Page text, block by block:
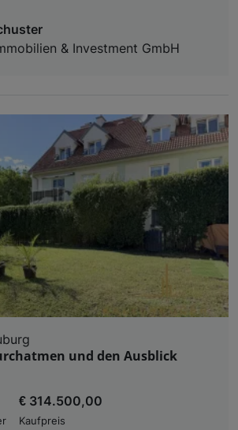
& Investment GmbH
und den Ausblick
€ 314.500,00
Kaufpreis